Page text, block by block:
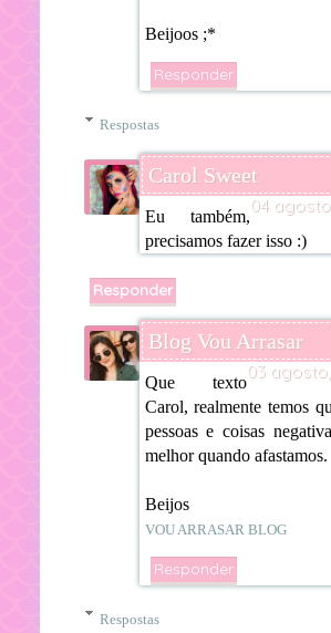
Beijoos ;*
Responder
Respostas
Carol Sweet
04
Eu também,
precisamos fazer isso :)
Responder
Blog Vou Arrasar
03
Que texto
Carol, realmente temos
pessoas e coisas
melhor quando afastamos.
Beijos
VOU ARRASAR BLOG
Responder
Respostas